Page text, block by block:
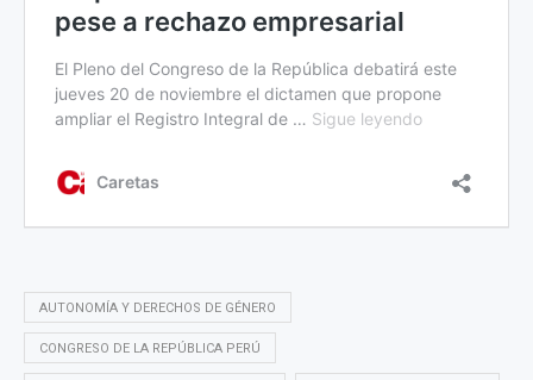
AUTONOMÍA Y DERECHOS DE GÉNERO
CONGRESO DE LA REPÚBLICA PERÚ